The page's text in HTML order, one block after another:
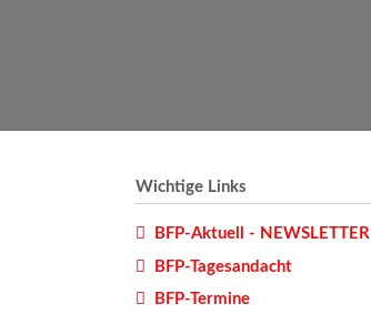
Wichtige Links
BFP-Aktuell - NEWSLETTER
BFP-Tagesandacht
BFP-Termine